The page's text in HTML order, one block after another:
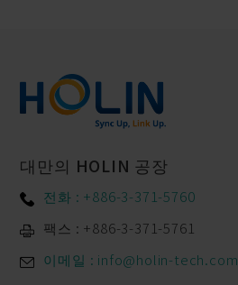
대만의 HOLIN 공장
전화 : +886-3-371-5760
팩스 : +886-3-371-5761
이메일 : info@holin-tech.com